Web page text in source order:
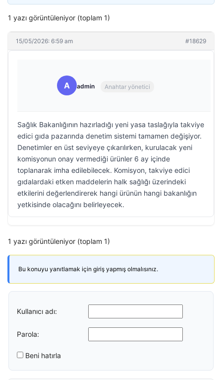
1 yazı görüntüleniyor (toplam 1)
15/05/2026: 6:59 am #18629
A admin Anahtar yönetici
Sağlık Bakanlığının hazırladığı yeni yasa taslağıyla takviye
edici gıda pazarında denetim sistemi tamamen değişiyor.
Denetimler en üst seviyeye çıkarılırken, kurulacak yeni
komisyonun onay vermediği ürünler 6 ay içinde
toplanarak imha edilebilecek. Komisyon, takviye edici
gıdalardaki etken maddelerin halk sağlığı üzerindeki
etkilerini değerlendirerek hangi ürünün hangi bakanlığın
yetkisinde olacağını belirleyecek.
1 yazı görüntüleniyor (toplam 1)
Bu konuyu yanıtlamak için giriş yapmış olmalısınız.
Kullanıcı adı:
Parola:
Beni hatırla